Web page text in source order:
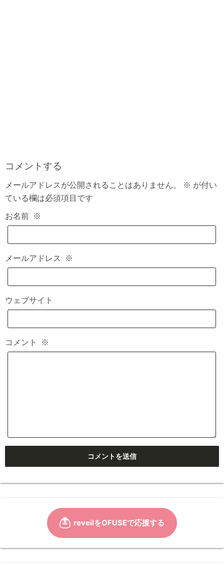
コメントする
メールアドレスが公開されることはありません。 ※ が付い
ている欄は必須項目です
お名前 ※
メールアドレス ※
ウェブサイト
コメント ※